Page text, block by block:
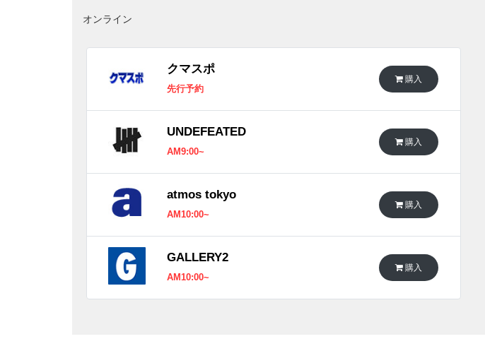
オンライン
クマスポ
先行予約
購入
UNDEFEATED
AM9:00~
購入
atmos tokyo
AM10:00~
購入
GALLERY2
AM10:00~
購入